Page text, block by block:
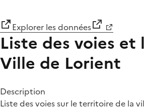
Explorer les données
Liste des voies et
Ville de Lorient
Description
Liste des voies sur le territoire de la